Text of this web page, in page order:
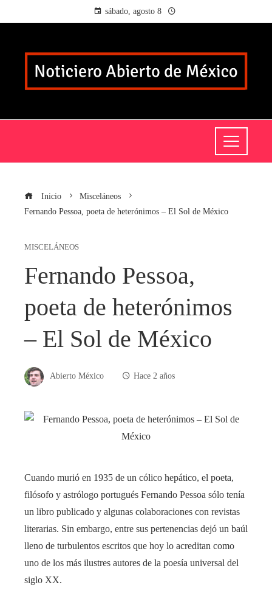
sábado, agosto 8
Inicio
Misceláneos
Fernando Pessoa, poeta de heterónimos – El Sol de México
MISCELÁNEOS
Fernando Pessoa,
poeta de heterónimos
– El Sol de México
Abierto México Hace 2 años
Cuando murió en 1935 de un cólico hepático, el poeta,
filósofo y astrólogo portugués Fernando Pessoa sólo tenía
un libro publicado y algunas colaboraciones con revistas
literarias. Sin embargo, entre sus pertenencias dejó un baúl
lleno de turbulentos escritos que hoy lo acreditan como
uno de los más ilustres autores de la poesía universal del
siglo XX.